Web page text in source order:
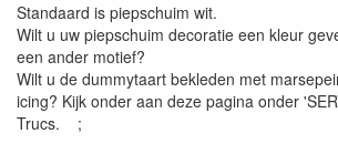
Standaard is piepschuim wit.
Wilt u uw piepschuim decoratie een kleur
een ander motief?
Wilt u de dummytaart bekleden met
icing? Kijk onder aan deze pagina onder
Trucs. ;